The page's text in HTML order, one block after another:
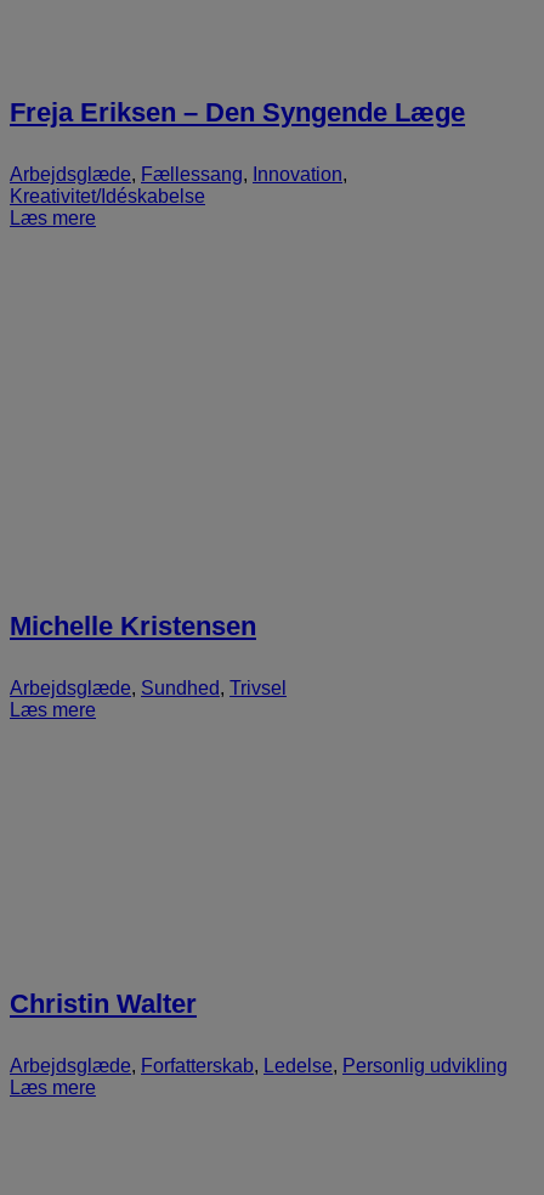
Freja Eriksen – Den Syngende Læge
Arbejdsglæde, Fællessang, Innovation,
Kreativitet/Idéskabelse
Læs mere
Michelle Kristensen
Arbejdsglæde, Sundhed, Trivsel
Læs mere
Christin Walter
Arbejdsglæde, Forfatterskab, Ledelse, Personlig udvikling
Læs mere